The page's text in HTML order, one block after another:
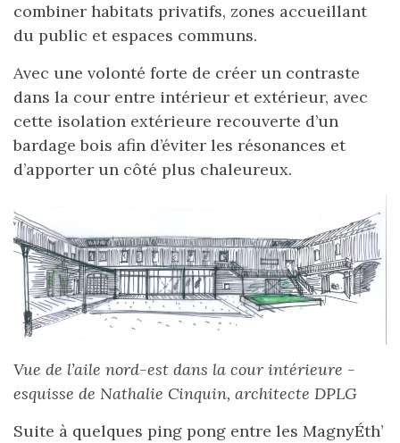
combiner habitats privatifs, zones accueillant
du public et espaces communs.
Avec une volonté forte de créer un contraste
dans la cour entre intérieur et extérieur, avec
cette isolation extérieure recouverte d’un
bardage bois afin d’éviter les résonances et
d’apporter un côté plus chaleureux.
Vue de l’aile nord-est dans la cour intérieure -
esquisse de Nathalie Cinquin, architecte DPLG
Suite à quelques ping pong entre les MagnyÉth’